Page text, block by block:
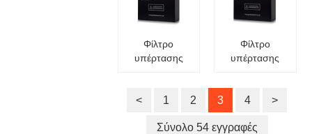
Φίλτρο
υπέρτασης
Φίλτρο
υπέρτασης
< 1 2 3 4 >
Σύνολο 54 εγγραφές